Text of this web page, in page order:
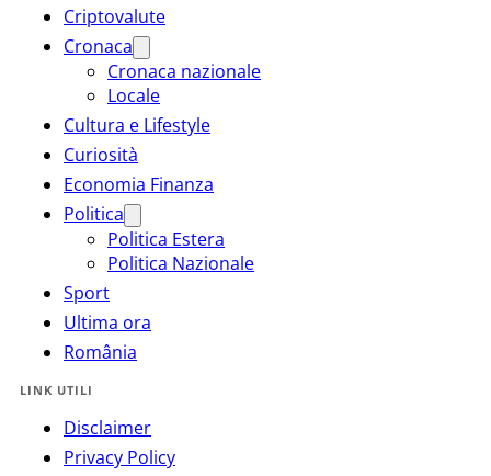
Criptovalute
Cronaca
Cronaca nazionale
Locale
Cultura e Lifestyle
Curiosità
Economia Finanza
Politica
Politica Estera
Politica Nazionale
Sport
Ultima ora
România
LINK UTILI
Disclaimer
Privacy Policy